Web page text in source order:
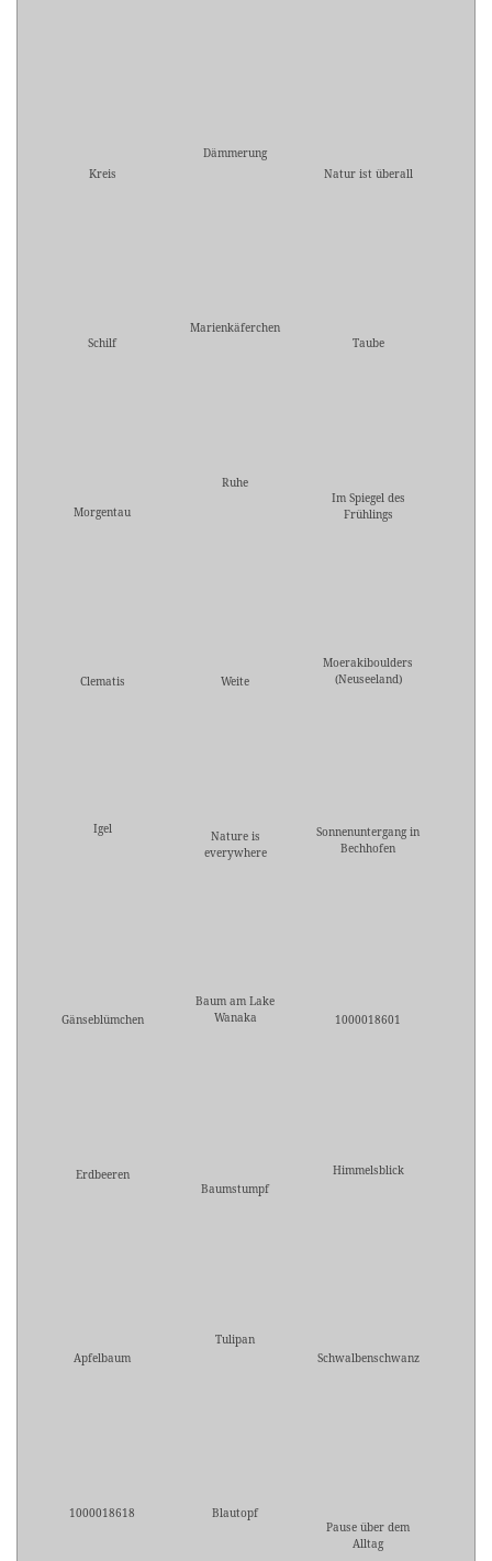
Kreis
Dämmerung
Natur ist überall
Schilf
Marienkäferchen
Taube
Morgentau
Ruhe
Im Spiegel des
Frühlings
Clematis Weite
Moerakiboulders
(Neuseeland)
Igel
Nature is
everywhere
Sonnenuntergang in
Bechhofen
Gänseblümchen
Baum am Lake
Wanaka
1000018601
Erdbeeren
Baumstumpf
Himmelsblick
Apfelbaum
Tulipan
Schwalbenschwanz
1000018618
Blautopf
Pause über dem
Alltag